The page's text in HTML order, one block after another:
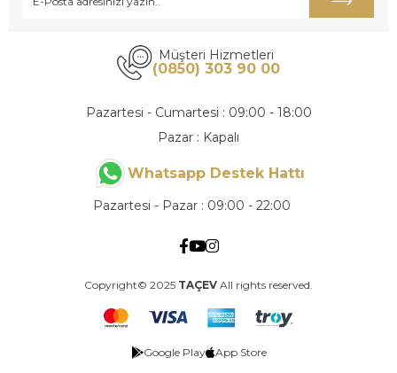
Müşteri Hizmetleri
(0850) 303 90 00
Pazartesi - Cumartesi : 09:00 - 18:00
Pazar : Kapalı
Whatsapp Destek Hattı
Pazartesi - Pazar : 09:00 - 22:00
Copyright© 2025 TAÇEV All rights reserved.
Google Play App Store